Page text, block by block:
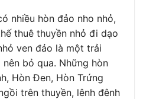
nhiều hòn đảo nho nhỏ,
thuê thuyền nhỏ đi dạo
ven đảo là một trải
bỏ qua. Những hòn
Hòn Đen, Hòn Trứng
trên thuyền, lênh đênh